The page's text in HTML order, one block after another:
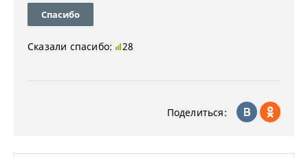
Спасибо
Сказали спасибо: 28
Поделиться: